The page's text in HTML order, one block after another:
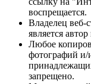
воспрещается.
Владелец веб-
является
Любое
фотографий и/
запрещено.